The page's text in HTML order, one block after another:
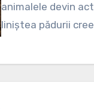
animalele devin
liniștea pădurii